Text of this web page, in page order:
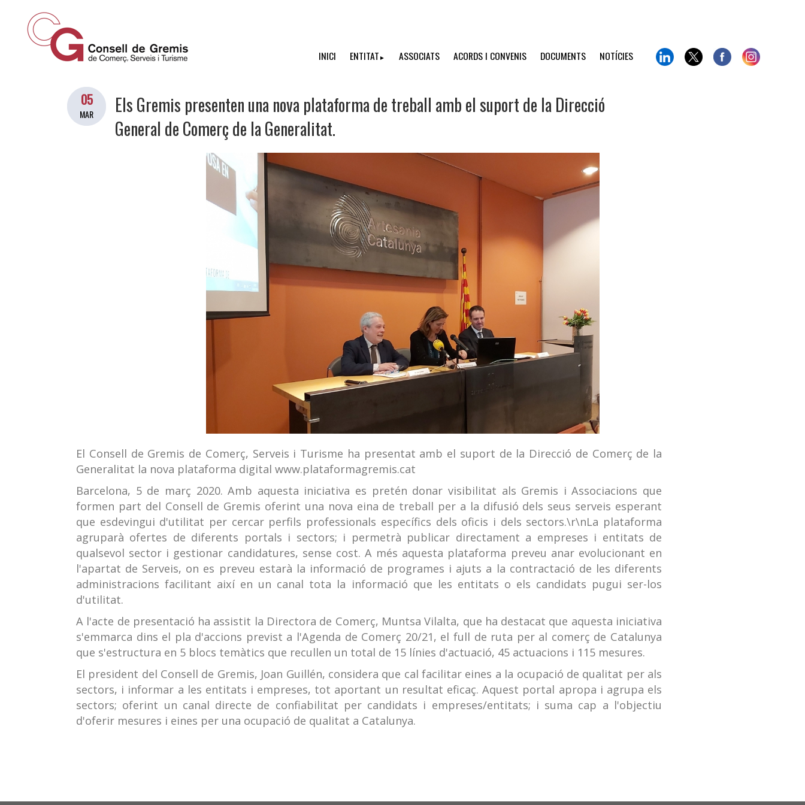
INICI ENTITAT ► ASSOCIATS ACORDS I CONVENIS DOCUMENTS NOTÍCIES
05
MAR
Els Gremis presenten una nova plataforma de treball amb el suport de la Direcció
General de Comerç de la Generalitat.
El Consell de Gremis de Comerç, Serveis i Turisme ha presentat amb el suport de la Direcció de Comerç de la
Generalitat la nova plataforma digital www.plataformagremis.cat
Barcelona, 5 de març 2020. Amb aquesta iniciativa es pretén donar visibilitat als Gremis i Associacions que
formen part del Consell de Gremis oferint una nova eina de treball per a la difusió dels seus serveis esperant
que esdevingui d'utilitat per cercar perfils professionals específics dels oficis i dels sectors.\r\nLa plataforma
agruparà ofertes de diferents portals i sectors; i permetrà publicar directament a empreses i entitats de
qualsevol sector i gestionar candidatures, sense cost. A més aquesta plataforma preveu anar evolucionant en
l'apartat de Serveis, on es preveu estarà la informació de programes i ajuts a la contractació de les diferents
administracions facilitant així en un canal tota la informació que les entitats o els candidats pugui ser-los
d'utilitat.
A l'acte de presentació ha assistit la Directora de Comerç, Muntsa Vilalta, que ha destacat que aquesta iniciativa
s'emmarca dins el pla d'accions previst a l'Agenda de Comerç 20/21, el full de ruta per al comerç de Catalunya
que s'estructura en 5 blocs temàtics que recullen un total de 15 línies d'actuació, 45 actuacions i 115 mesures.
El president del Consell de Gremis, Joan Guillén, considera que cal facilitar eines a la ocupació de qualitat per als
sectors, i informar a les entitats i empreses, tot aportant un resultat eficaç. Aquest portal apropa i agrupa els
sectors; oferint un canal directe de confiabilitat per candidats i empreses/entitats; i suma cap a l'objectiu
d'oferir mesures i eines per una ocupació de qualitat a Catalunya.